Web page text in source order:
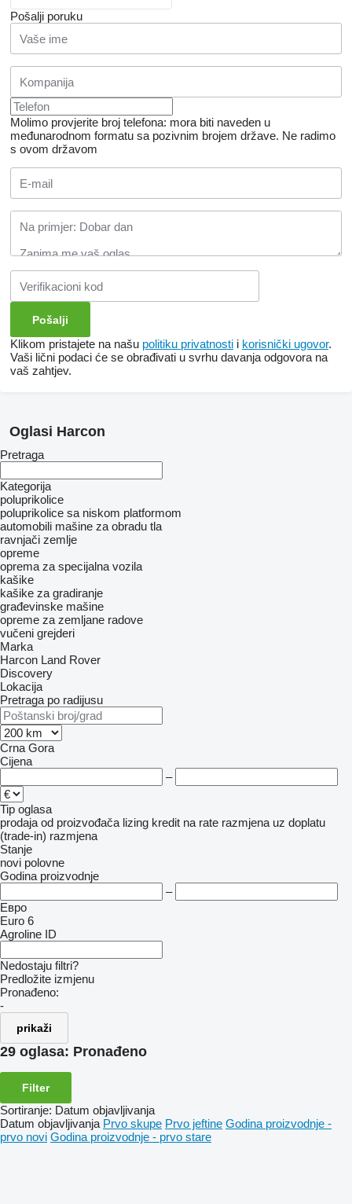
Pošalji poruku
Molimo provjerite broj telefona: mora biti naveden u
međunarodnom formatu sa pozivnim brojem države. Ne radimo
s ovom državom
Klikom pristajete na našu politiku privatnosti i korisnički ugovor.
Vaši lični podaci će se obrađivati ​​u svrhu davanja odgovora na
vaš zahtjev.
Oglasi Harcon
Pretraga
Kategorija
poluprikolice
poluprikolice sa niskom platformom
automobili mašine za obradu tla
ravnjači zemlje
opreme
oprema za specijalna vozila
kašike
kašike za gradiranje
građevinske mašine
opreme za zemljane radove
vučeni grejderi
Marka
Harcon Land Rover
Discovery
Lokacija
Pretraga po radijusu
Crna Gora
Cijena
–
Tip oglasa
prodaja od proizvođača lizing kredit na rate razmjena uz doplatu
(trade-in) razmjena
Stanje
novi polovne
Godina proizvodnje
–
Евро
Euro 6
Agroline ID
Nedostaju filtri?
Predložite izmjenu
Pronađeno:
-
prikaži
29 oglasa: Pronađeno
Filter
Sortiranje: Datum objavljivanja
Datum objavljivanja Prvo skupe Prvo jeftine Godina proizvodnje -
prvo novi Godina proizvodnje - prvo stare